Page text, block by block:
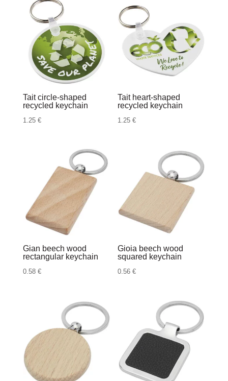
Tait circle-shaped
recycled keychain
1.25 €
Tait heart-shaped
recycled keychain
1.25€
Gian beech wood
rectangular keychain
0.58 €
Gioia beech wood
squared keychain
0.56€